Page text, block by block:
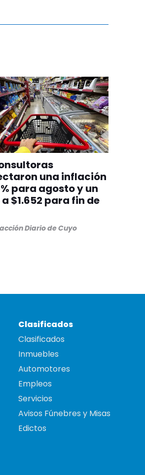
una inflación
para agosto y un
$1.652 para fin de
Diario de Cuyo
Clasificados
Clasificados
Inmuebles
Automotores
Empleos
Servicios
Avisos Fúnebres y Misas
Edictos